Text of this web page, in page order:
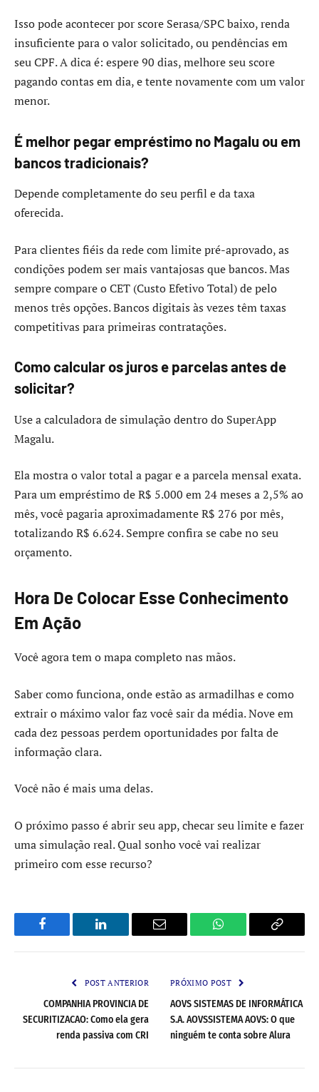
Isso pode acontecer por score Serasa/SPC baixo, renda
insuficiente para o valor solicitado, ou pendências em
seu CPF. A dica é: espere 90 dias, melhore seu score
pagando contas em dia, e tente novamente com um valor
menor.
É melhor pegar empréstimo no Magalu ou em
bancos tradicionais?
Depende completamente do seu perfil e da taxa
oferecida.
Para clientes fiéis da rede com limite pré-aprovado, as
condições podem ser mais vantajosas que bancos. Mas
sempre compare o CET (Custo Efetivo Total) de pelo
menos três opções. Bancos digitais às vezes têm taxas
competitivas para primeiras contratações.
Como calcular os juros e parcelas antes de
solicitar?
Use a calculadora de simulação dentro do SuperApp
Magalu.
Ela mostra o valor total a pagar e a parcela mensal exata.
Para um empréstimo de R$ 5.000 em 24 meses a 2,5% ao
mês, você pagaria aproximadamente R$ 276 por mês,
totalizando R$ 6.624. Sempre confira se cabe no seu
orçamento.
Hora De Colocar Esse Conhecimento
Em Ação
Você agora tem o mapa completo nas mãos.
Saber como funciona, onde estão as armadilhas e como
extrair o máximo valor faz você sair da média. Nove em
cada dez pessoas perdem oportunidades por falta de
informação clara.
Você não é mais uma delas.
O próximo passo é abrir seu app, checar seu limite e fazer
uma simulação real. Qual sonho você vai realizar
primeiro com esse recurso?
Facebook LinkedIn Email WhatsApp Copy
POST ANTERIOR
COMPANHIA PROVINCIA DE
SECURITIZACAO: Como ela gera
renda passiva com CRI
PRÓXIMO POST
AOVS SISTEMAS DE INFORMÁTICA
S.A. AOVSSISTEMA AOVS: O que
ninguém te conta sobre Alura